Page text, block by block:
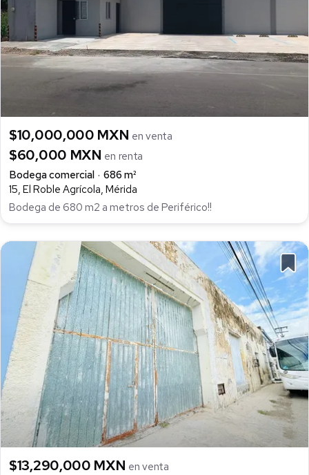
$10,000,000 MXN en venta
$60,000 MXN en renta
Bodega comercial
686 m²
15, El Roble Agrícola, Mérida
Bodega de 680 m2 a metros de Periférico!!
$13,290,000 MXN en venta